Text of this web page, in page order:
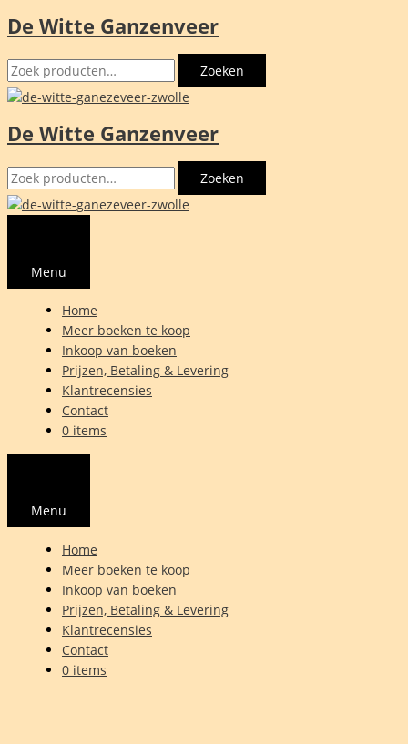
Ga
de
inhoud
De Witte Ganzenveer
Zoeken
naar:
Zoeken
De Witte Ganzenveer
Zoeken
naar:
Zoeken
Menu
Home
Meer boeken te koop
Inkoop van boeken
Prijzen, Betaling & Levering
Klantrecensies
Contact
0 items
Menu
Home
Meer boeken te koop
Inkoop van boeken
Prijzen, Betaling & Levering
Klantrecensies
Contact
0 items